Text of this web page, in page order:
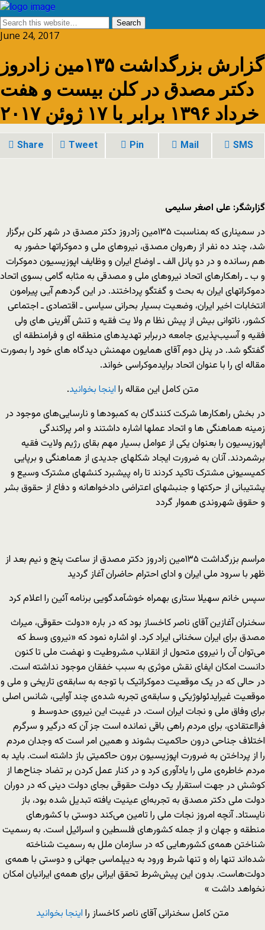
June 24, 2017
گزارش بزرگداشت ۱۳۵مین زادروز
دکتر مصدق در کلن بیست و هفت
خرداد ۱۳۹۶ برابر با ۱۷ ژوئن ۲۰۱۷
Share Tweet Pin Mail SMS
گزارشگر: علی اصغر سلیمی
در سمیناری که بمناسبت ۱۳۵مین زادروز دکتر مصدق در شهر کلن برگزار
شد، چند ده نفر از رهروان مصدق، نیروهای ملی و دموکراتها حضور به
هم رسانده و در دو پانل الف ـ اوضاع ایران و وظایف اپوزیسیون دموکرات
و ب ـ راهکارهای اتحاد نیروهای ملی و مصدقی به مثابه گامی بسوی اتحاد
دموکراتهای ایران به بحث و گفتگو پرداختند. در این گردهم آیی پیرامون
انتخابات اخیر ایران، وضعیت بسیار بحرانی سیاسی ـ اقتصادی ـ اجتماعی
کشور، ناتوانی بیش از پیش نظا م ولا یت فقیه و تنش آفرینی های ولی
فقیه و آسیب‌پذیری جامعه دربرابر تهدیدهای منطقه ای و فرامنطقه ای
گفتگو شد. در پنل دوم آقای همایون مهمنش دیدگاه های خود را بصورت
مقاله ای را با عنوان اتحاد برایدموکراسی خواند.
متن کامل این مقاله را اینجا بخوانید.
در بخش راهکارها شرکت کنندگان به کمبودها و نارسایی‌های موجود در
زمینه هماهنگی ها و اتحاد عملها اشاره داشتند و امر پراکندگی
اپوزیسیون را بعنوان یکی از عوامل بسیار مهم بقای رژیم ولایت فقیه
برشمردند. آنان به ضرورت ایجاد شکلهای جدیدی از هماهنگی و برپایی
کمیسیونی مشترک تاکید کردند تا راه پیشبرد کنشهای مشترک وسیع و
پشتیبانی از حرکتها و جنبشهای اعتراضی دادخواهانه و دفاع از حقوق بشر
و حقوق شهروندی هموار گردد
مراسم بزرگداشت ۱۳۵مین زادروز دکتر مصدق از ساعت پنج و نیم بعد از
ظهر با سرود ملی ایران و ادای احترام حاضران آغاز گردید
سپس خانم سهیلا ستاری بهمراه خوشآمدگویی برنامه آئین را اعلام کرد
سخنران آغازین آقای ناصر کاخساز بود که در باره «دولت حقوقی، میراث
مصدق برای ایران سخنانی ایراد کرد. او اشاره نمود که «نیروی وسط که
می‌توان آن را نیروی متحول از انقلاب مشروطیت و نهضت ملی تا کنون
دانست امکان ایفای نقش موثری به سبب خفقان موجود نداشته است.
در حالی که در یک موقعیت دموکراتیک با توجه به سابقه‌ی تاریخی و ملی و
موقعیت غیرایدئولوژیکی و سابقه‌ی تجربه شده‌ی چند آوایی، شانس اصلی
برای وفاق ملی و نجات ایران است. در غیبت این نیروی حدوسط و
فرااعتقادی، برای مردم راهی باقی نمانده است جز آن که درگیر و سرگرم
اختلاف جناحی درون حاکمیت بشوند و همین امر است که وجدان مردم
را از پرداختن به ضرورت اپوزیسیون برون حاکمیتی باز داشته است. باید به
مردم خاطره‌ی ملی را یادآوری کرد و در کنار عمل کردن بر تضاد جناح‌ها از
کوشش در جهت استقرار یک دولت حقوقی بجای دولت دینی که در دوران
دولت ملی دکتر مصدق به تجربه‌ای عینیت یافته تبدیل شده بود، باز
نایستاد. آنچه امروز نجات ملی را تامین می‌کند دوستی با کشورهای
منطقه و جهان و از جمله کشورهای فلسطین و اسرائیل است. به رسمیت
شناختن همه‌ی کشورهایی که در سازمان ملل به رسمیت شناخته
شده‌اند تنها راه و تنها شرط ورود به دیپلماسی جهانی و دوستی با همه‌ی
دولت‌هاست. بدون این پیش‌شرط تحقق ایرانی برای همه‌ی ایرانیان امکان
نخواهد داشت »
متن کامل سخنرانی آقای ناصر کاخساز را اینجا بخوانید